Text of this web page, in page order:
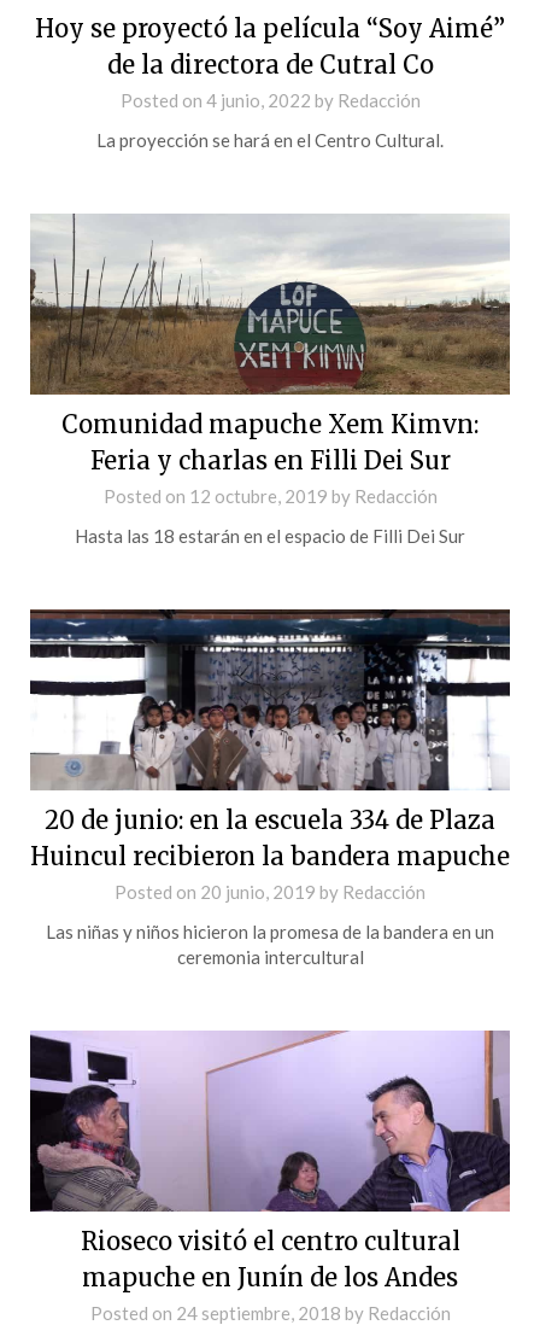
Hoy se proyectó la película “Soy Aimé”
de la directora de Cutral Co
Posted on 4 junio, 2022 by Redacción
La proyección se hará en el Centro Cultural.
Comunidad mapuche Xem Kimvn:
Feria y charlas en Filli Dei Sur
Posted on 12 octubre, 2019 by Redacción
Hasta las 18 estarán en el espacio de Filli Dei Sur
20 de junio: en la escuela 334 de Plaza
Huincul recibieron la bandera mapuche
Posted on 20 junio, 2019 by Redacción
Las niñas y niños hicieron la promesa de la bandera en un
ceremonia intercultural
Rioseco visitó el centro cultural
mapuche en Junín de los Andes
Posted on 24 septiembre, 2018 by Redacción